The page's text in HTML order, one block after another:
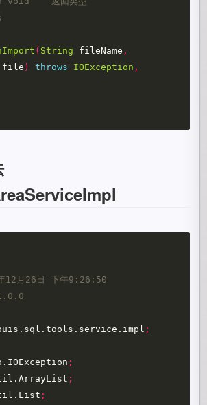
( String fileName ,
file ) throws IOException ,
;
;
;
;